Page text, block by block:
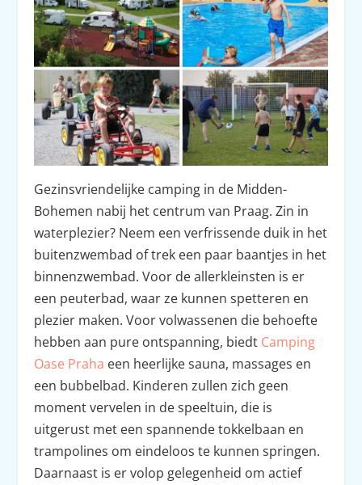
Gezinsvriendelijke camping in de Midden-
Bohemen nabij het centrum van Praag. Zin in
waterplezier? Neem een verfrissende duik in het
buitenzwembad of trek een paar baantjes in het
binnenzwembad. Voor de allerkleinsten is er
een peuterbad, waar ze kunnen spetteren en
plezier maken. Voor volwassenen die behoefte
hebben aan pure ontspanning, biedt Camping
Oase Praha een heerlijke sauna, massages en
een bubbelbad. Kinderen zullen zich geen
moment vervelen in de speeltuin, die is
uitgerust met een spannende tokkelbaan en
trampolines om eindeloos te kunnen springen.
Daarnaast is er volop gelegenheid om actief